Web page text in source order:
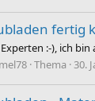
fertig
:-), ich
Thema 30.